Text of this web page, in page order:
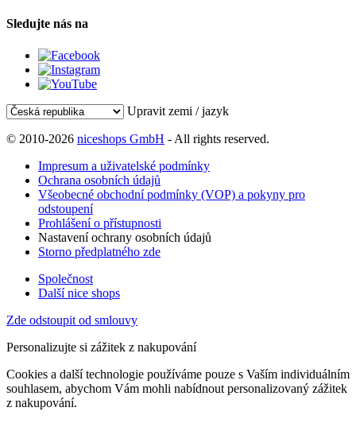
Sledujte nás na
Upravit zemi / jazyk
© 2010-2026 niceshops GmbH - All rights reserved.
Impresum a uživatelské podmínky
Ochrana osobních údajů
Všeobecné obchodní podmínky (VOP) a pokyny pro
odstoupení
Prohlášení o přístupnosti
Nastavení ochrany osobních údajů
Storno předplatného zde
Společnost
Další nice shops
Zde odstoupit od smlouvy
Personalizujte si zážitek z nakupování
Cookies a další technologie používáme pouze s Vaším individuálním
souhlasem, abychom Vám mohli nabídnout personalizovaný zážitek
z nakupování.